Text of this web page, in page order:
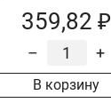
359,82 ₽
– +
В корзину